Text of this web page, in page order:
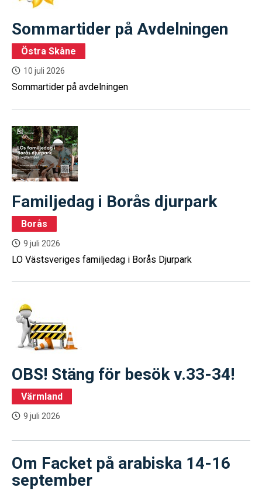
Sommartider på Avdelningen
Östra Skåne
10 juli 2026
Sommartider på avdelningen
Familjedag i Borås djurpark
Borås
9 juli 2026
LO Västsveriges familjedag i Borås Djurpark
OBS! Stäng för besök v.33-34!
Värmland
9 juli 2026
Om Facket på arabiska 14-16
september